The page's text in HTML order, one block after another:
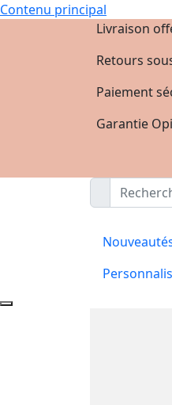
Contenu principal
Livraison
Retours
Paiement
Garantie